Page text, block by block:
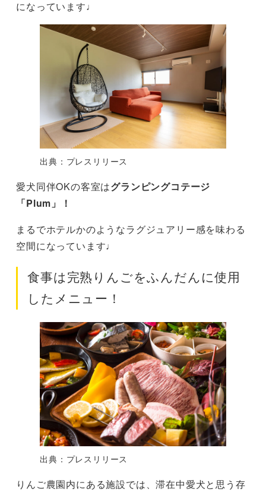
になっています♩
出典：プレスリリース
愛犬同伴OKの客室はグランピングコテージ
「Plum」！
まるでホテルかのようなラグジュアリー感を味わる
空間になっています♩
食事は完熟りんごをふんだんに使用
したメニュー！
出典：プレスリリース
りんご農園内にある施設では、滞在中愛犬と思う存